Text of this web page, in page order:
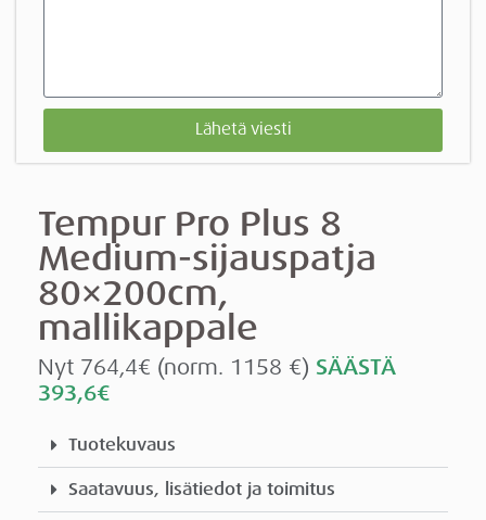
Lähetä viesti
Tempur Pro Plus 8
Medium-sijauspatja
80×200cm,
mallikappale
Nyt 764,4€ (norm. 1158 €) SÄÄSTÄ
393,6€
Tuotekuvaus
Saatavuus, lisätiedot ja toimitus